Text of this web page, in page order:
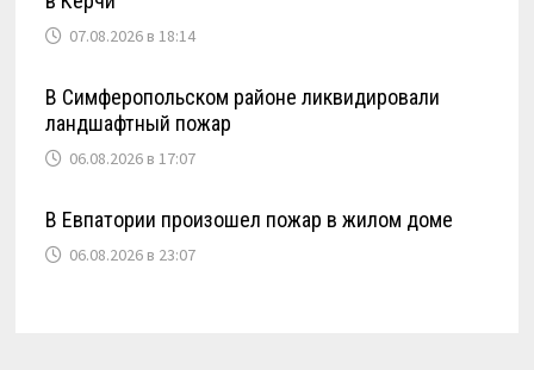
07.08.2026 в 18:14
В Симферопольском районе ликвидировали
ландшафтный пожар
06.08.2026 в 17:07
В Евпатории произошел пожар в жилом доме
06.08.2026 в 23:07